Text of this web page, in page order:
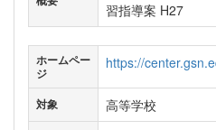
習指導案 H27
ホームペー
ジ
https://
対象 高等学校